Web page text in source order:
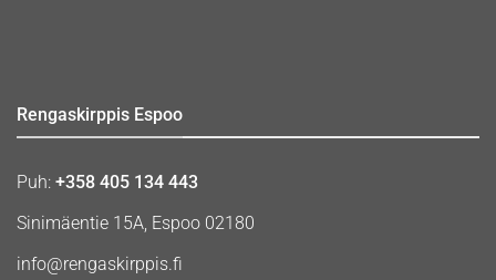
Rengaskirppis Espoo
Puh: +358 405 134 443
Sinimäentie 15A, Espoo 02180
info@rengaskirppis.fi